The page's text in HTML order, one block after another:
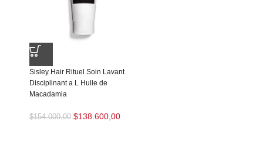
Sisley Hair Rituel Soin Lavant
Disciplinant a L Huile de
Macadamia
$154.000,00 $138.600,00